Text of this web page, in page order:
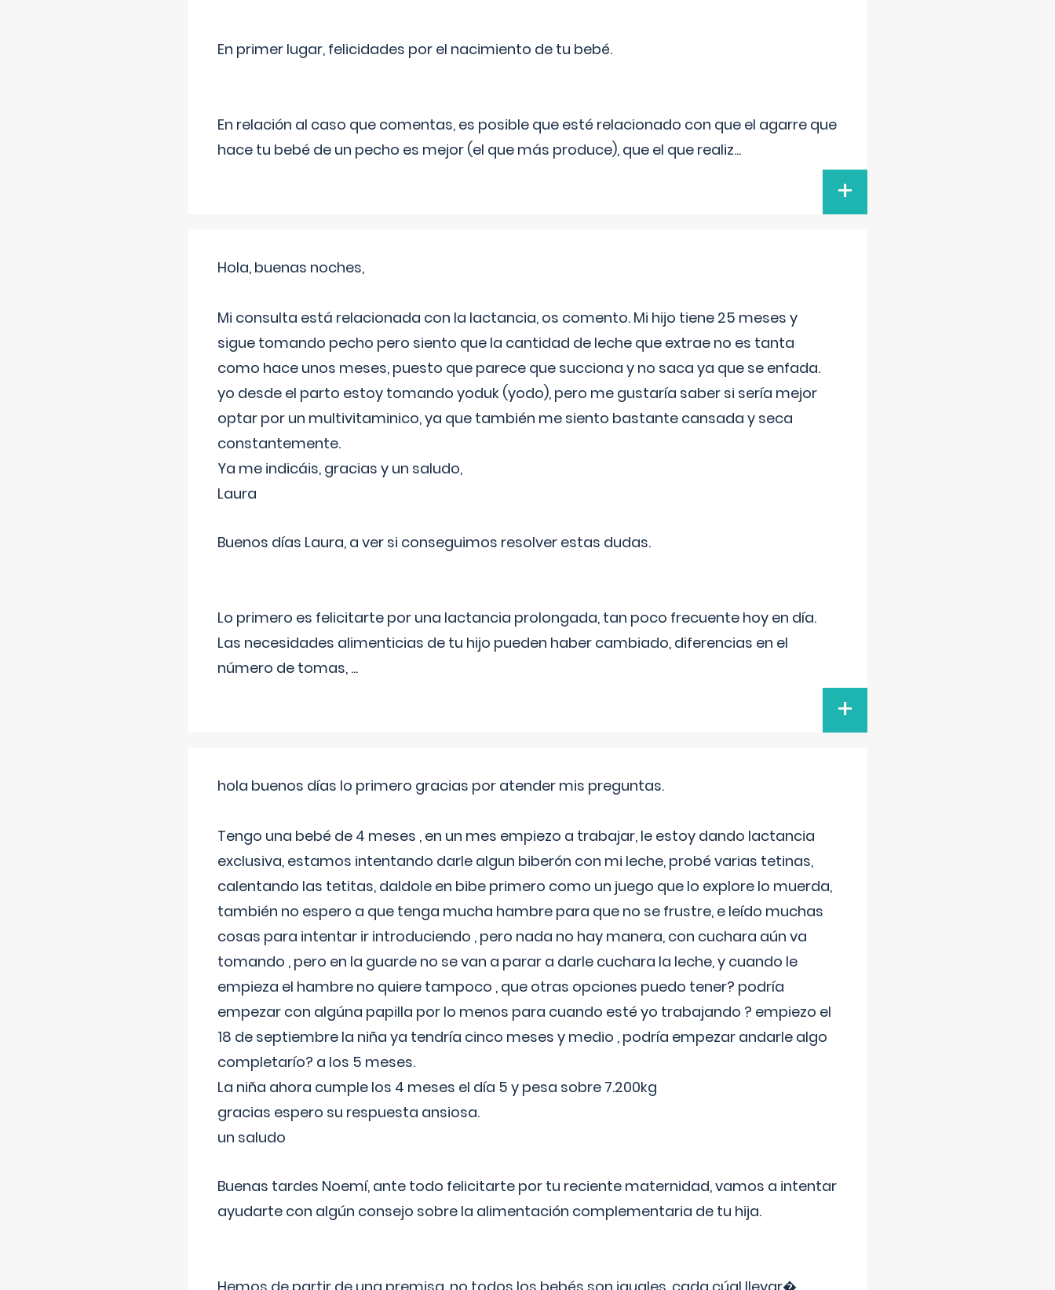
En primer lugar, felicidades por el nacimiento de tu bebé.
En relación al caso que comentas, es posible que esté relacionado con que el agarre que
hace tu bebé de un pecho es mejor (el que más produce), que el que realiz...
+
Hola, buenas noches,
Mi consulta está relacionada con la lactancia, os comento. Mi hijo tiene 25 meses y
sigue tomando pecho pero siento que la cantidad de leche que extrae no es tanta
como hace unos meses, puesto que parece que succiona y no saca ya que se enfada.
yo desde el parto estoy tomando yoduk (yodo), pero me gustaría saber si sería mejor
optar por un multivitaminico, ya que también me siento bastante cansada y seca
constantemente.
Ya me indicáis, gracias y un saludo,
Laura
Buenos días Laura, a ver si conseguimos resolver estas dudas.
Lo primero es felicitarte por una lactancia prolongada, tan poco frecuente hoy en día.
Las necesidades alimenticias de tu hijo pueden haber cambiado, diferencias en el
número de tomas, ...
+
hola buenos días lo primero gracias por atender mis preguntas.
Tengo una bebé de 4 meses , en un mes empiezo a trabajar, le estoy dando lactancia
exclusiva, estamos intentando darle algun biberón con mi leche, probé varias tetinas,
calentando las tetitas, daldole en bibe primero como un juego que lo explore lo muerda,
también no espero a que tenga mucha hambre para que no se frustre, e leído muchas
cosas para intentar ir introduciendo , pero nada no hay manera, con cuchara aún va
tomando , pero en la guarde no se van a parar a darle cuchara la leche, y cuando le
empieza el hambre no quiere tampoco , que otras opciones puedo tener? podría
empezar con algúna papilla por lo menos para cuando esté yo trabajando ? empiezo el
18 de septiembre la niña ya tendría cinco meses y medio , podría empezar andarle algo
completarío? a los 5 meses.
La niña ahora cumple los 4 meses el día 5 y pesa sobre 7.200kg
gracias espero su respuesta ansiosa.
un saludo
Buenas tardes Noemí, ante todo felicitarte por tu reciente maternidad, vamos a intentar
ayudarte con algún consejo sobre la alimentación complementaria de tu hija.